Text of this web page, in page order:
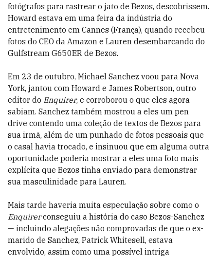
fotógrafos para rastrear o jato de Bezos, descobrissem.
Howard estava em uma feira da indústria do
entretenimento em Cannes (França), quando recebeu
fotos do CEO da Amazon e Lauren desembarcando do
Gulfstream G650ER de Bezos.
Em 23 de outubro, Michael Sanchez voou para Nova
York, jantou com Howard e James Robertson, outro
editor do Enquirer, e corroborou o que eles agora
sabiam. Sanchez também mostrou a eles um pen
drive contendo uma coleção de textos de Bezos para
sua irmã, além de um punhado de fotos pessoais que
o casal havia trocado, e insinuou que em alguma outra
oportunidade poderia mostrar a eles uma foto mais
explícita que Bezos tinha enviado para demonstrar
sua masculinidade para Lauren.
Mais tarde haveria muita especulação sobre como o
Enquirerconseguiu a história do caso Bezos-Sanchez
— incluindo alegações não comprovadas de que o ex-
marido de Sanchez, Patrick Whitesell, estava
envolvido, assim como uma possível intriga